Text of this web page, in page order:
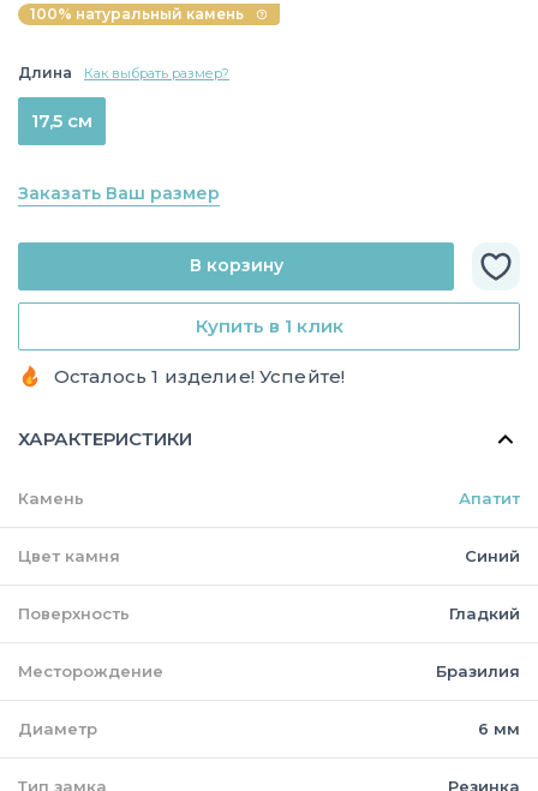
100% натуральный камень
Длина Как выбрать размер?
17,5 см
Заказать Ваш размер
Купить в 1 клик
В корзину
Осталось 1 изделие! Успейте!
ХАРАКТЕРИСТИКИ
Камень Апатит
Цвет камня Синий
Поверхность Гладкий
Месторождение Бразилия
Диаметр 6 мм
Тип замка Резинка